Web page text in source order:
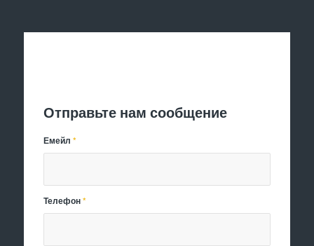
Отправьте нам сообщение
Емейл*
Телефон*